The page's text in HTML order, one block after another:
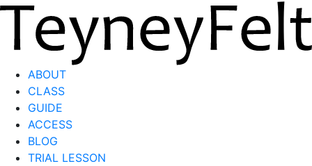
ABOUT
CLASS
GUIDE
ACCESS
BLOG
TRIAL LESSON